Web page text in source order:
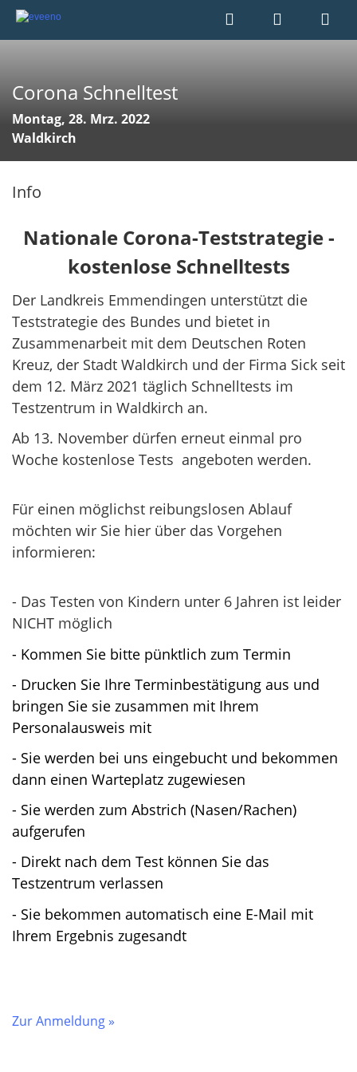
Corona Schnelltest
Montag, 28. Mrz. 2022
Waldkirch
Info
Nationale Corona-Teststrategie -
kostenlose Schnelltests
Der Landkreis Emmendingen unterstützt die
Teststrategie des Bundes und bietet in
Zusammenarbeit mit dem Deutschen Roten
Kreuz, der Stadt Waldkirch und der Firma Sick seit
dem 12. März 2021 täglich Schnelltests im
Testzentrum in Waldkirch an.
Ab 13. November dürfen erneut einmal pro
Woche kostenlose Tests angeboten werden.
Für einen möglichst reibungslosen Ablauf
möchten wir Sie hier über das Vorgehen
informieren:
- Das Testen von Kindern unter 6 Jahren ist leider
NICHT möglich
- Kommen Sie bitte pünktlich zum Termin
- Drucken Sie Ihre Terminbestätigung aus und
bringen Sie sie zusammen mit Ihrem
Personalausweis mit
- Sie werden bei uns eingebucht und bekommen
dann einen Warteplatz zugewiesen
- Sie werden zum Abstrich (Nasen/Rachen)
aufgerufen
- Direkt nach dem Test können Sie das
Testzentrum verlassen
- Sie bekommen automatisch eine E-Mail mit
Ihrem Ergebnis zugesandt
Zur Anmeldung »